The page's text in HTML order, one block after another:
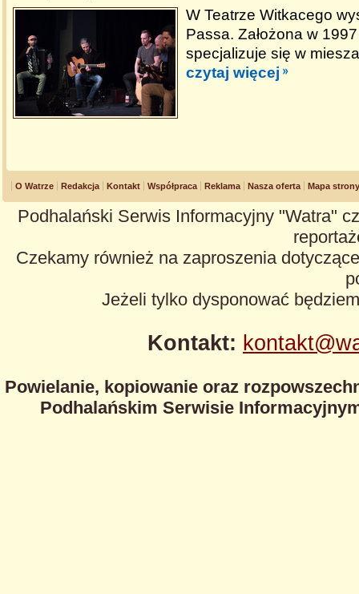
W Teatrze Witkacego
Passa. Założona w
specjalizuje się w
czytaj więcej
O Watrze Redakcja Kontakt Współpraca Reklama Nasza oferta Mapa strony
Podhalański Serwis Informacyjny "Watra"
Czekamy również na zaproszenia
Jeżeli tylko dysponować
Kontakt:
Powielanie, kopiowanie oraz
Podhalańskim Serwisie